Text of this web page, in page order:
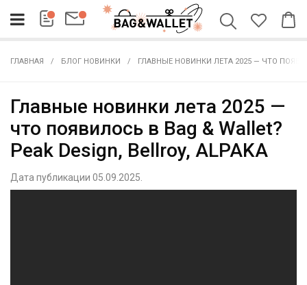
ГЛАВНАЯ БЛОГ НОВИНКИ ГЛАВНЫЕ НОВИНКИ ЛЕТА 2025 — ЧТО
Главные новинки лета 2025 —
что появилось в Bag & Wallet?
Peak Design, Bellroy, ALPAKA
Дата публикации 05.09.2025.